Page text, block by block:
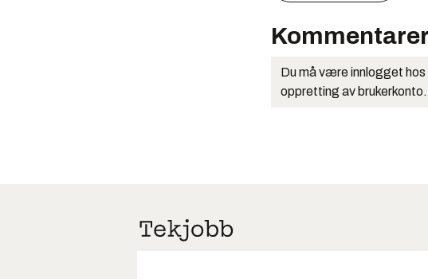
Kommentarer
Du må være innlogget
oppretting av brukerkonto.